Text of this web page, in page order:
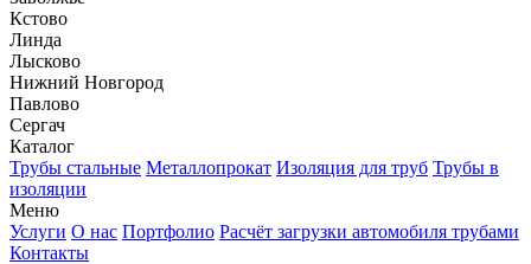
Кстово
Линда
Лысково
Нижний Новгород
Павлово
Сергач
Каталог
Трубы стальные Металлопрокат Изоляция для труб Трубы в
изоляции
Меню
Услуги О нас Портфолио Расчёт загрузки автомобиля трубами
Контакты